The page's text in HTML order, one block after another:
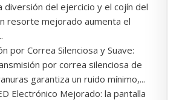
diversión del ejercicio y el cojín del
resorte mejorado aumenta el
por Correa Silenciosa y Suave:
por correa silenciosa de
garantiza un ruido mínimo,...
Electrónico Mejorado: la pantalla